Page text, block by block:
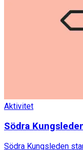
Aktivitet
Södra
Södra Kungsleden